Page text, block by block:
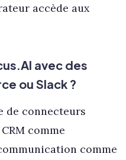
accède aux
avec des
ou Slack ?
de connecteurs
comme
comme